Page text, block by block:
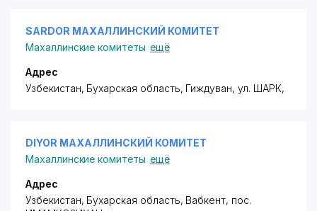
SARDOR МАХАЛЛИНСКИЙ КОМИТЕТ
Махаллинские комитеты ещё
Адрес
Узбекистан, Бухарская область, Гиждуван, ул. ШАРК,
DIYOR МАХАЛЛИНСКИЙ КОМИТЕТ
Махаллинские комитеты ещё
Адрес
Узбекистан, Бухарская область, Вабкент, пос.